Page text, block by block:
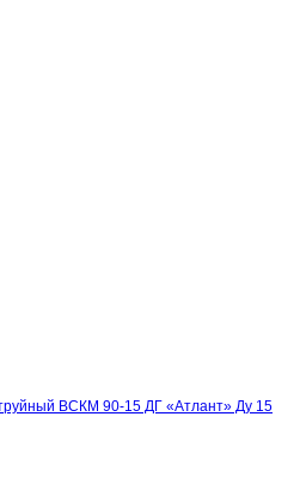
ВСКМ 90-15 ДГ «Атлант» Ду 15